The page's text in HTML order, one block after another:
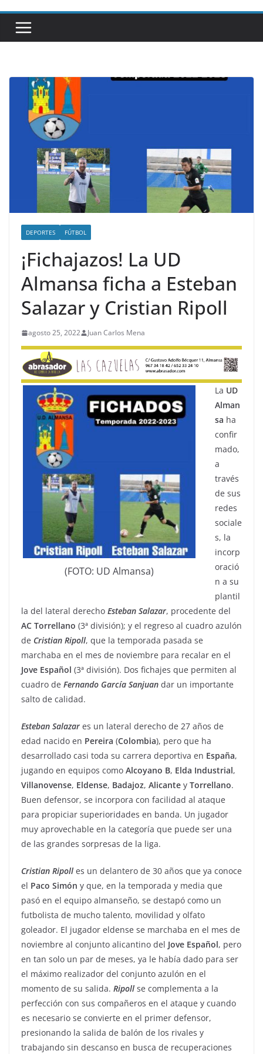
DEPORTES FÚTBOL
¡Fichajazos! La UD
Almansa ficha a Esteban
Salazar y Cristian Ripoll
agosto 25, 2022 Juan Carlos Mena
(FOTO: UD Almansa)
La UD
Alman
sa ha
confir
mado,
a
través
de sus
redes
sociale
s, la
incorp
oració
n a su
plantil
la del lateral derecho Esteban Salazar, procedente del
AC Torrellano (3ª división); y el regreso al cuadro azulón
de Cristian Ripoll, que la temporada pasada se
marchaba en el mes de noviembre para recalar en el
Jove Español (3ª división). Dos fichajes que permiten al
cuadro de Fernando García Sanjuan dar un importante
salto de calidad.
Esteban Salazar es un lateral derecho de 27 años de
edad nacido en Pereira (Colombia), pero que ha
desarrollado casi toda su carrera deportiva en España,
jugando en equipos como Alcoyano B, Elda Industrial,
Villanovense, Eldense, Badajoz, Alicante y Torrellano.
Buen defensor, se incorpora con facilidad al ataque
para propiciar superioridades en banda. Un jugador
muy aprovechable en la categoría que puede ser una
de las grandes sorpresas de la liga.
Cristian Ripoll es un delantero de 30 años que ya conoce
el Paco Simón y que, en la temporada y media que
pasó en el equipo almanseño, se destapó como un
futbolista de mucho talento, movilidad y olfato
goleador. El jugador eldense se marchaba en el mes de
noviembre al conjunto alicantino del Jove Español, pero
en tan solo un par de meses, ya le había dado para ser
el máximo realizador del conjunto azulón en el
momento de su salida. Ripoll se complementa a la
perfección con sus compañeros en el ataque y cuando
es necesario se convierte en el primer defensor,
presionando la salida de balón de los rivales y
trabajando sin descanso en busca de recuperaciones